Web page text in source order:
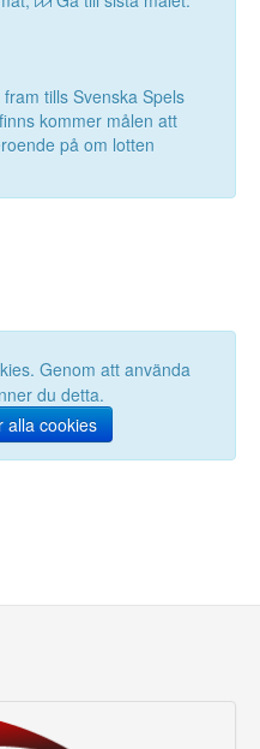
tills Svenska Spels
kommer målen att
på om lotten
Genom att använda
du detta.
cookies